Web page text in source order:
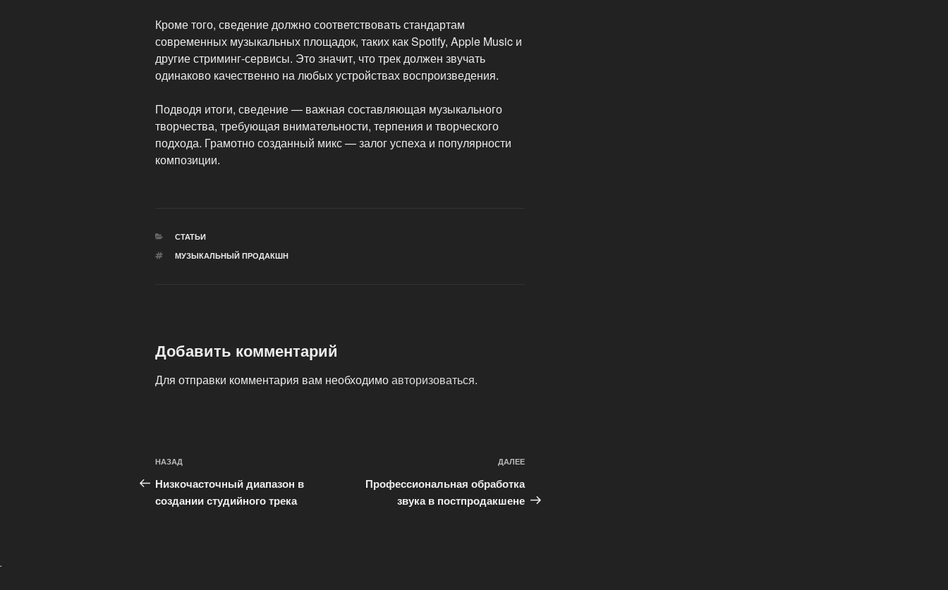
Кроме того, сведение должно соответствовать стандартам
современных музыкальных площадок, таких как Spotify, Apple Music и
другие стриминг-сервисы. Это значит, что трек должен звучать
одинаково качественно на любых устройствах воспроизведения.
Подводя итоги, сведение — важная составляющая музыкального
творчества, требующая внимательности, терпения и творческого
подхода. Грамотно созданный микс — залог успеха и популярности
композиции.
РУБРИКИ
СТАТЬИ
МЕТКИ
МУЗЫКАЛЬНЫЙ ПРОДАКШН
Добавить комментарий
Для отправки комментария вам необходимоавторизоваться.
Навигация
по
записям
Предыдущая
запись:
НАЗАД
Низкочасточный диапазон в
создании студийного трека
ДАЛЕЕ
Профессиональная обработка
звука в постпродакшене
.